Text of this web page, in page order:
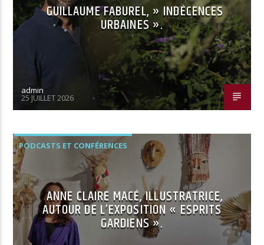
GUILLAUME FABUREL, » INDÉCENCES
URBAINES ».
admin
25 JUILLET 2026
PODCASTS ET CONFÉRENCES
ANNE CLAIRE MACÉ, ILLUSTRATRICE,
AUTOUR DE L’EXPOSITION « ESPRITS
GARDIENS ».